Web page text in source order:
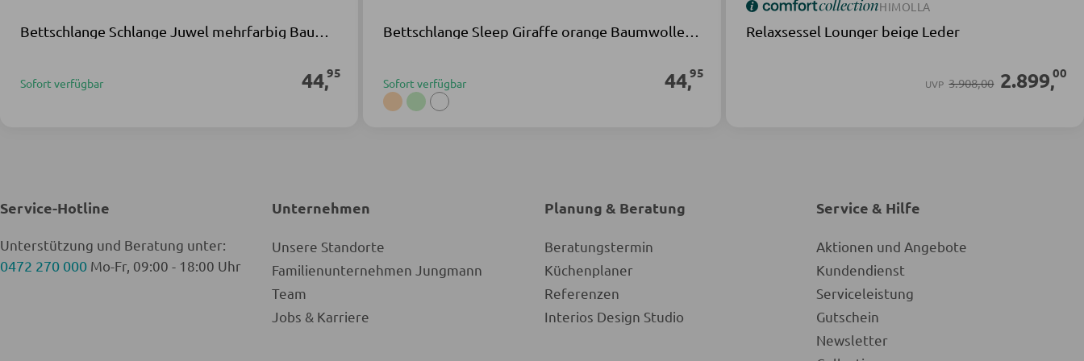
Sofort verfügbar 44,95
Sofort verfügbar 44,95
HIMOLLA
Relaxsessel Lounger beige Leder
UVP 3.908,00 2.899,00
Service-Hotline
Unterstützung und Beratung unter:
0472 270 000 Mo-Fr, 09:00 - 18:00 Uhr
Unternehmen
Unsere Standorte
Familienunternehmen Jungmann
Team
Jobs & Karriere
Planung & Beratung
Beratungstermin
Küchenplaner
Referenzen
Interios Design Studio
Service & Hilfe
Aktionen und Angebote
Kundendienst
Serviceleistung
Gutschein
Newsletter